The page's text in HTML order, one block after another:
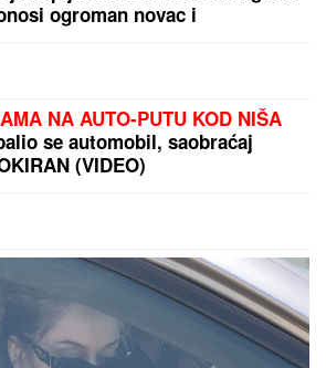
NEOBIČAN POTEZ
PEVAČICA IMA 54.
GODINE I NIJEDNU
ESTETSKU OPERACIJU
Pokazala lice bez trunke